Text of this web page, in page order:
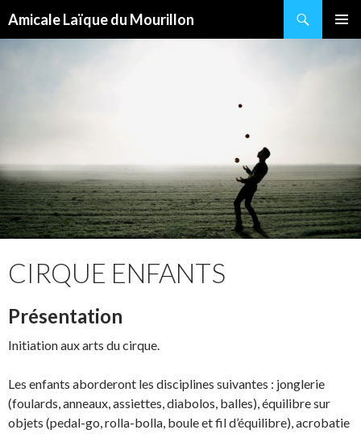
Amicale Laïque du Mourillon
CIRQUE ENFANTS
Présentation
Initiation aux arts du cirque.
Les enfants aborderont les disciplines suivantes : jonglerie
(foulards, anneaux, assiettes, diabolos, balles), équilibre sur
objets (pedal-go, rolla-bolla, boule et fil d’équilibre), acrobatie